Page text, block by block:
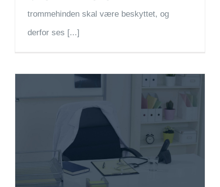
trommehinden skal være beskyttet, og
derfor ses [...]